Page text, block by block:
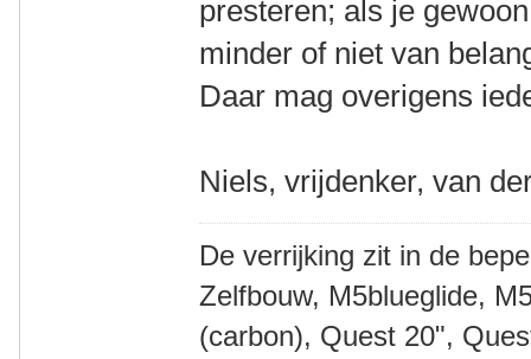
presteren; als je
minder of niet van
Daar mag overigens
Niels, vrijdenker, van
De verrijking zit in de
Zelfbouw, M5blueglide,
(carbon), Quest 20",